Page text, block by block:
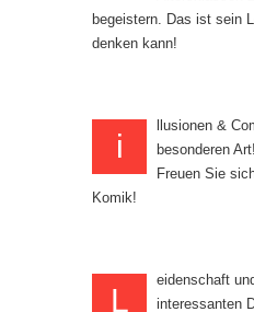
begeistern. Das ist sein
denken kann!
i
llusionen &
besonderen Art!
Freuen Sie
Komik!
L
eidenschaft
interessanten